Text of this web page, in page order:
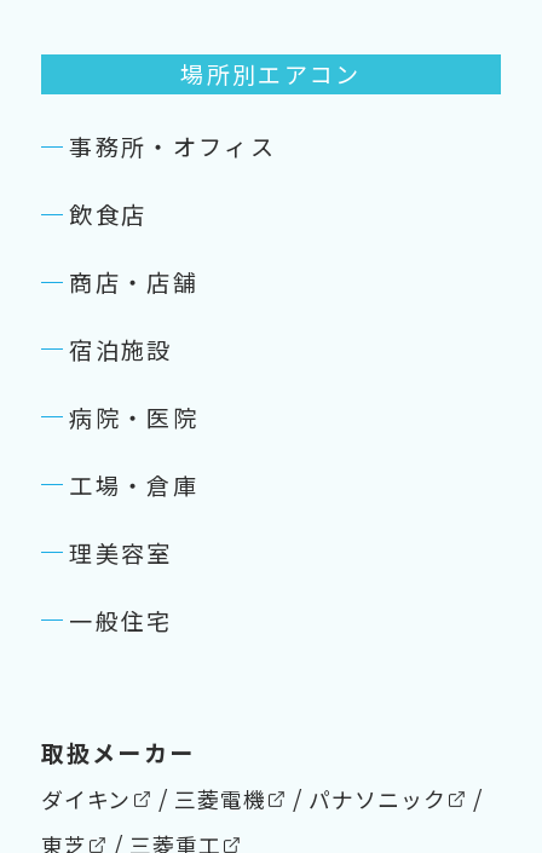
場所別エアコン
事務所・オフィス
飲食店
商店・店舗
宿泊施設
病院・医院
工場・倉庫
理美容室
一般住宅
取扱メーカー
ダイキン 三菱電機
パナソニック
東芝
三菱重工